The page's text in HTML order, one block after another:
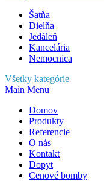
Šatňa
Dielňa
Jedáleň
Kancelária
Nemocnica
Všetky kategórie
Main Menu
Domov
Produkty
Referencie
O nás
Kontakt
Dopyt
Cenové bomby